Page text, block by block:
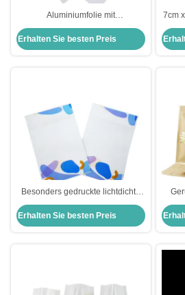
Aluminiumfolie mit
Flachverschluss 3 Seiten
Verschluss Vakuumverschluss
Matte Weiß Mylar Taschen Tasche
Erhalten Sie besten Preis
7cm
Besonders gedruckte lichtdichte
Kunststoffe 3 Seiten Siegel
Aluminiumfolie ausgekleidet
Gesichtsmaske Verpackungstüten
Erhalten Sie besten Preis
mit